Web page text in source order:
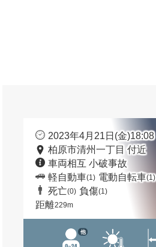
2023年4月21日(金)18:08
柏原市清州一丁目 付近
車両相互 小破事故
軽自動車(1) 電動自転車(1)
死亡(0) 負傷(1)
距離229m
他